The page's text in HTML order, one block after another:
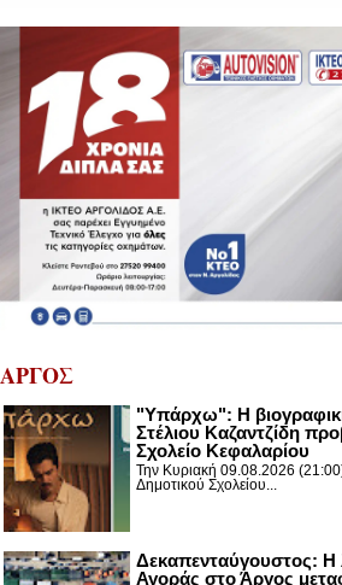
ΑΡΓΟΣ
"Υπάρχω": Η
Στέλιου Καζαντζίδη
Σχολείο Κεφαλαρίου
Την Κυριακή 09.08.2026
Δημοτικού Σχολείου...
Δεκαπενταύγουστος: H
Αγοράς στο Άργος